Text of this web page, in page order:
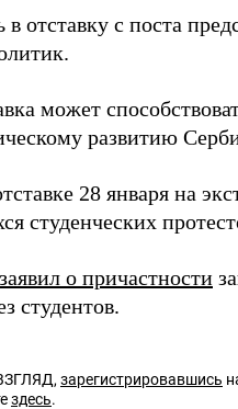
отставку с поста
может
развитию
28 января на
студенческих
заявил о причастности
студентов.
зарегистрировавшись
здесь.